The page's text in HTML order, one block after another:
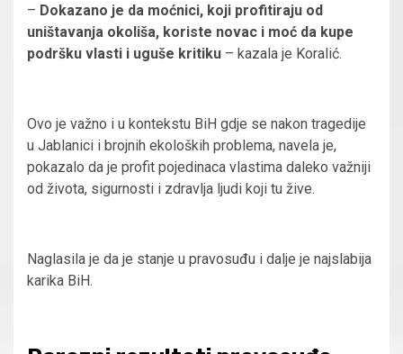
– Dokazano je da moćnici, koji profitiraju od
uništavanja okoliša, koriste novac i moć da kupe
podršku vlasti i uguše kritiku – kazala je Koralić.
Ovo je važno i u kontekstu BiH gdje se nakon tragedije
u Jablanici i brojnih ekoloških problema, navela je,
pokazalo da je profit pojedinaca vlastima daleko važniji
od života, sigurnosti i zdravlja ljudi koji tu žive.
Naglasila je da je stanje u pravosuđu i dalje je najslabija
karika BiH.